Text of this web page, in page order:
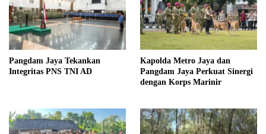
Pangdam Jaya Tekankan
Integritas PNS TNI AD
Kapolda Metro Jaya dan
Pangdam Jaya Perkuat Sinergi
dengan Korps Marinir